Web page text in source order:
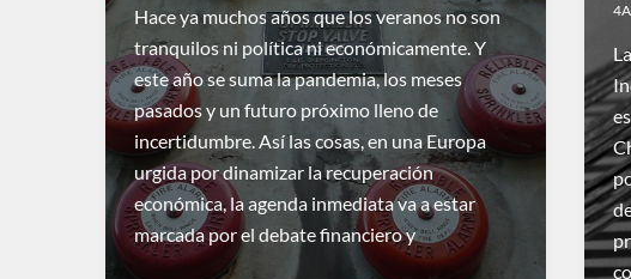
Hace ya muchos años que los veranos no son
tranquilos ni política ni económicamente. Y
este año se suma la pandemia, los meses
pasados y un futuro próximo lleno de
incertidumbre. Así las cosas, en una Europa
urgida por dinamizar la recuperación
económica, la agenda inmediata va a estar
marcada por el debate financiero y